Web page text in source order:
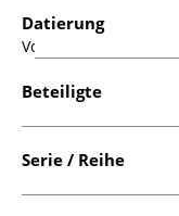
Datierung
Von:
Beteiligte
Serie / Reihe